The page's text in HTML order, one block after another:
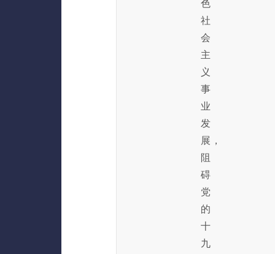
色
社
会
主
义
事
业
发
展，
阻
碍
党
的
十
九